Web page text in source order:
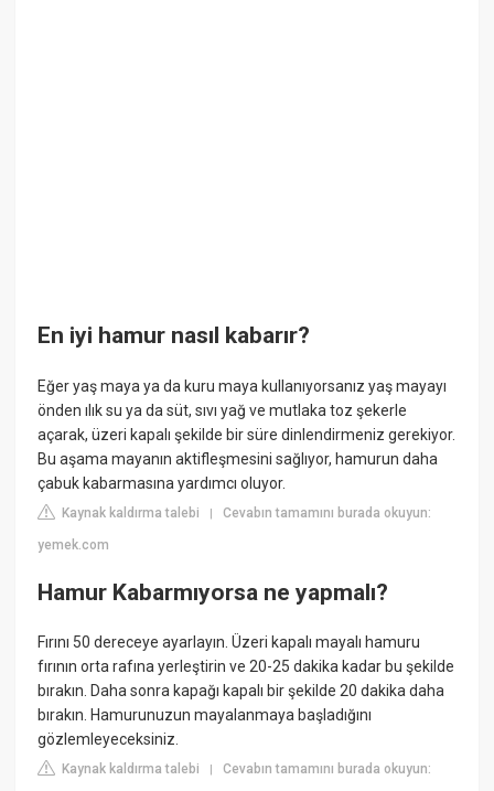
En iyi hamur nasıl kabarır?
Eğer yaş maya ya da kuru maya kullanıyorsanız yaş mayayı
önden ılık su ya da süt, sıvı yağ ve mutlaka toz şekerle
açarak, üzeri kapalı şekilde bir süre dinlendirmeniz gerekiyor.
Bu aşama mayanın aktifleşmesini sağlıyor, hamurun daha
çabuk kabarmasına yardımcı oluyor.
Kaynak kaldırma talebi |Cevabın tamamını burada okuyun:
yemek.com
Hamur Kabarmıyorsa ne yapmalı?
Fırını 50 dereceye ayarlayın. Üzeri kapalı mayalı hamuru
fırının orta rafına yerleştirin ve 20-25 dakika kadar bu şekilde
bırakın. Daha sonra kapağı kapalı bir şekilde 20 dakika daha
bırakın. Hamurunuzun mayalanmaya başladığını
gözlemleyeceksiniz.
Kaynak kaldırma talebi |Cevabın tamamını burada okuyun: